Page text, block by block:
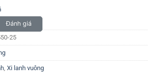
Đánh giá
25
, Xi lanh vuông